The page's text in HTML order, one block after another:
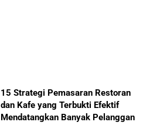
15 Strategi Pemasaran Restoran
dan Kafe yang Terbukti Efektif
Mendatangkan Banyak Pelanggan